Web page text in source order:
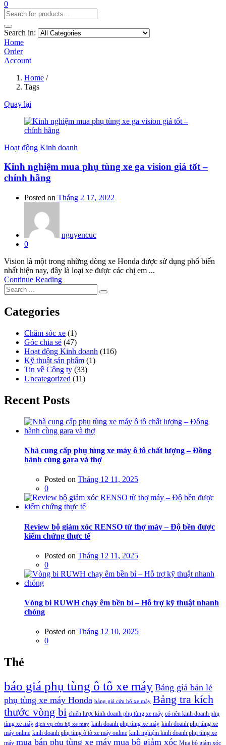
0
Search in:
Home
Order
Account
Home /
Tags
Quay lại
Hoạt động Kinh doanh
Kinh nghiệm mua phụ tùng xe ga vision giá tốt –
chính hãng
Posted on Tháng 2 17, 2022
nguyencuc
0
Vision là một trong những dòng xe Honda được sử dụng phổ biến
nhất hiện nay, đây là loại xe được các chị em ...
Continue Reading
Categories
Chăm sóc xe (1)
Góc chia sẻ (47)
Hoạt động Kinh doanh (116)
Kỹ thuật sản phẩm (1)
Tin về Công ty (33)
Uncategorized (11)
Recent Posts
Nhà cung cấp phụ tùng xe máy ô tô chất lượng – Đồng
hành cùng gara và thợ
Posted on Tháng 12 11, 2025
0
Review bộ giảm xóc RENSO từ thợ máy – Độ bền được
kiểm chứng thực tế
Posted on Tháng 12 11, 2025
0
Vòng bi RUWH chạy êm bền bỉ – Hỗ trợ kỹ thuật nhanh
chóng
Posted on Tháng 12 10, 2025
0
Thẻ
báo giá phụ tùng ô tô xe máy Bảng giá bán lẻ
phụ tùng xe máy Honda bảng giá cứu hộ xe máy Bảng tra kích
thước vòng bi chiến lược kinh doanh phụ tùng xe máy có nên kinh doanh phụ
tùng xe máy dịch vụ cứu hộ xe máy kinh doanh phụ tùng xe máy kinh doanh phụ tùng xe
máy online kinh doanh phụ tùng ô tô xe máy online kinh nghiệm kinh doanh phụ tùng xe
máy mua bán phụ tùng xe máy mua bộ giảm xóc Mua bộ giảm xóc